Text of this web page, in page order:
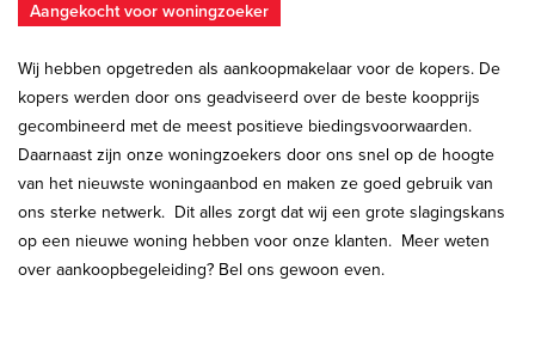
Aangekocht voor woningzoeker
Wij hebben opgetreden als aankoopmakelaar voor de kopers. De
kopers werden door ons geadviseerd over de beste koopprijs
gecombineerd met de meest positieve biedingsvoorwaarden.
Daarnaast zijn onze woningzoekers door ons snel op de hoogte
van het nieuwste woningaanbod en maken ze goed gebruik van
ons sterke netwerk. Dit alles zorgt dat wij een grote slagingskans
op een nieuwe woning hebben voor onze klanten. Meer weten
over aankoopbegeleiding? Bel ons gewoon even.